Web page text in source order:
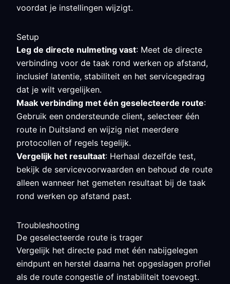
voordat je instellingen wijzigt.
Setup
Leg de directe nulmeting vast: Meet de directe
verbinding voor de taak rond werken op afstand,
inclusief latentie, stabiliteit en het servicegedrag
dat je wilt vergelijken.
Maak verbinding met één geselecteerde route:
Gebruik een ondersteunde client, selecteer één
route in Duitsland en wijzig niet meerdere
protocollen of regels tegelijk.
Vergelijk het resultaat: Herhaal dezelfde test,
bekijk de servicevoorwaarden en behoud de route
alleen wanneer het gemeten resultaat bij de taak
rond werken op afstand past.
Troubleshooting
De geselecteerde route is trager
Vergelijk het directe pad met één nabijgelegen
eindpunt en herstel daarna het opgeslagen profiel
als de route congestie of instabiliteit toevoegt.